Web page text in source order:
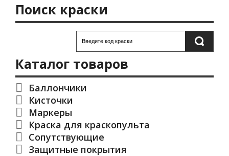
Поиск краски
Каталог товаров
Баллончики
Кисточки
Маркеры
Краска для краскопульта
Сопутствующие
Защитные покрытия